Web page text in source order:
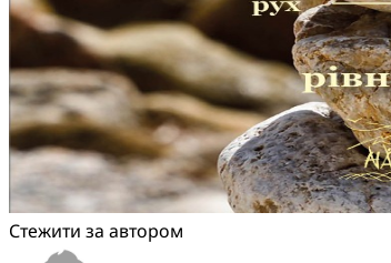
Стежити за автором